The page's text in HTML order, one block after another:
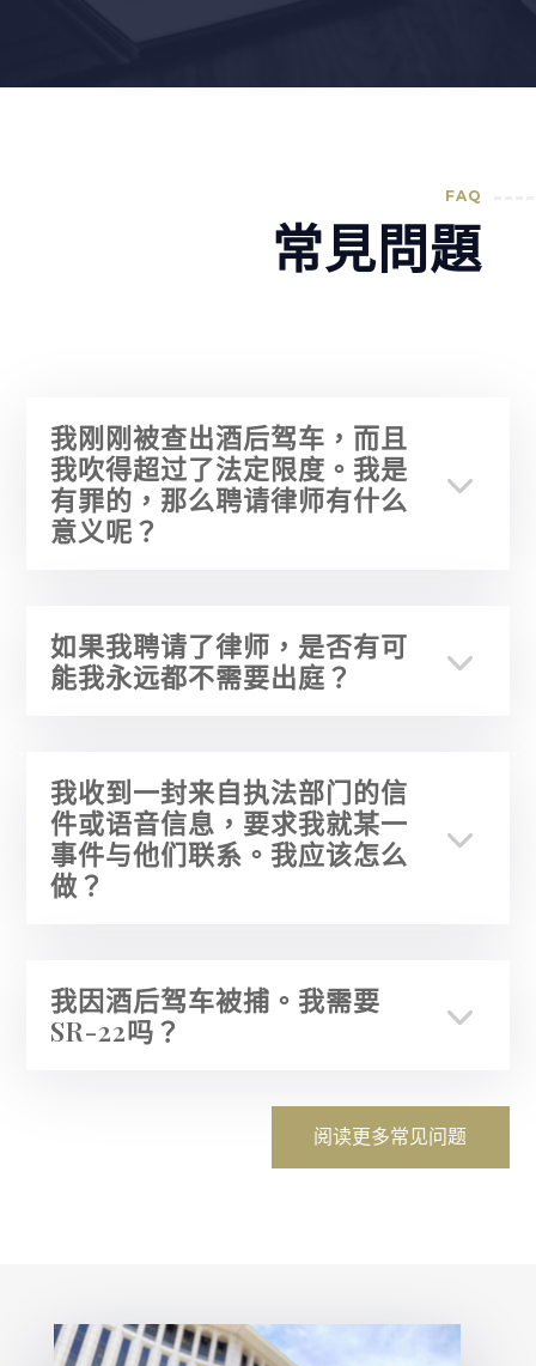
FAQ
常見問題
我刚刚被查出酒后驾车，而且
我吹得超过了法定限度。我是
有罪的，那么聘请律师有什么
意义呢？
如果我聘请了律师，是否有可
能我永远都不需要出庭？
我收到一封来自执法部门的信
件或语音信息，要求我就某一
事件与他们联系。我应该怎么
做？
我因酒后驾车被捕。我需要
SR-22吗？
阅读更多常见问题